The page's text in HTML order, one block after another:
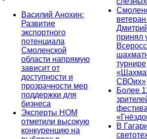
Василий Анохин:
Развитие
экспортного
потенциала
Смоленской
области напрямую
зависит от
доступности и
прозрачности мер
поддержки для
бизнеса
Эксперты НОМ
отметили высокую
конкуренцию на
принял
турнире
СВОих»
Более
В